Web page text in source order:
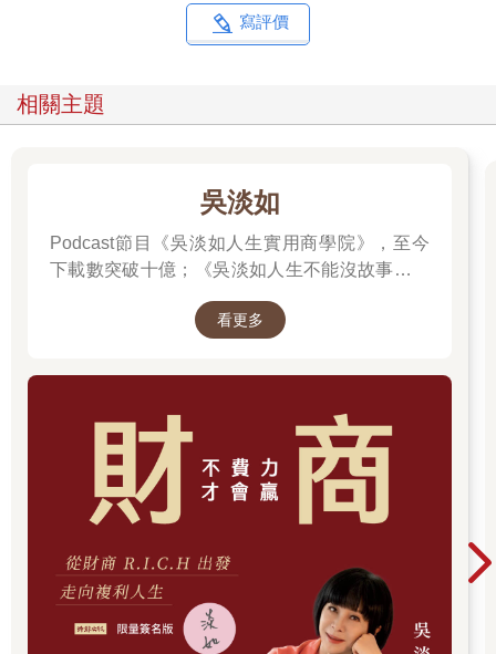
寫評價
相關主題
吳淡如
Podcast節目《吳淡如人生實用商學院》，至今
下載數突破十億；《吳淡如人生不能沒故事》也
讀歷史中的權力運作與人性選擇，讓看似遙遠的
看更多